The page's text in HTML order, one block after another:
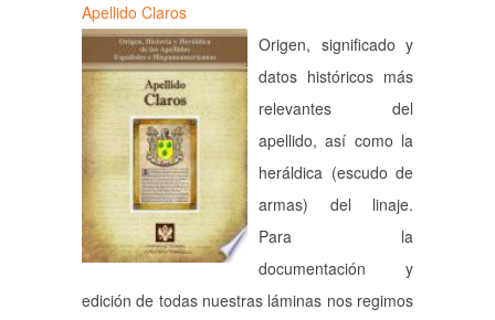
Apellido Claros
Origen, significado y
datos históricos más
relevantes del
apellido, así como la
heráldica (escudo de
armas) del linaje.
Para la
documentación y
edición de todas nuestras láminas nos regimos